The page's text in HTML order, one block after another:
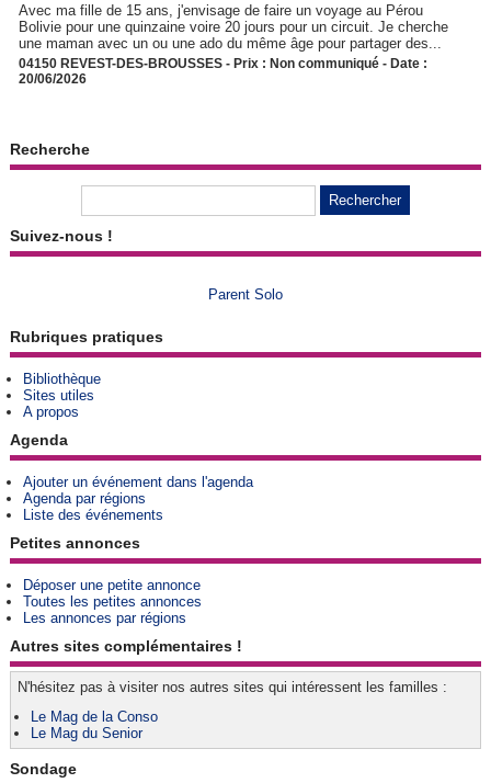
Avec ma fille de 15 ans, j'envisage de faire un voyage au Pérou
Bolivie pour une quinzaine voire 20 jours pour un circuit. Je cherche
une maman avec un ou une ado du même âge pour partager des...
04150 REVEST-DES-BROUSSES - Prix : Non communiqué - Date :
20/06/2026
Recherche
Suivez-nous !
Parent Solo
Rubriques pratiques
Bibliothèque
Sites utiles
A propos
Agenda
Ajouter un événement dans l'agenda
Agenda par régions
Liste des événements
Petites annonces
Déposer une petite annonce
Toutes les petites annonces
Les annonces par régions
Autres sites complémentaires !
N'hésitez pas à visiter nos autres sites qui intéressent les familles :
Le Mag de la Conso
Le Mag du Senior
Sondage